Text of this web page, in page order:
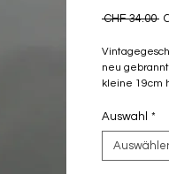
CHF 34.00
neu
kleine 19cm
Auswahl *